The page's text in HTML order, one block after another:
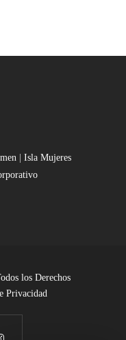
Isla Mujeres
los Derechos
Privacidad